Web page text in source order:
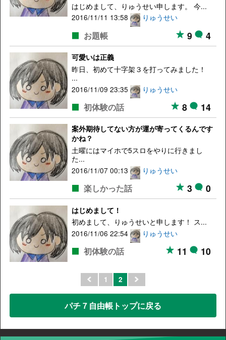
はじめまして、りゅうせい申します。 今...
2016/11/11 13:58
りゅうせい
お題帳 9 4
可愛いは正義
昨日、初めて十字架３を打ってみました！
...
2016/11/09 23:35
りゅうせい
初体験の話 8 14
案外期待してない方が運が寄ってくるんです
かね？
土曜にはマイホで5スロをやりに行きまし
た...
2016/11/07 00:13
りゅうせい
楽しかった話 3 0
はじめまして！
初めまして、りゅうせいと申します！ ス...
2016/11/06 22:54
りゅうせい
初体験の話 11 10
1 2
パチ７自由帳トップに戻る